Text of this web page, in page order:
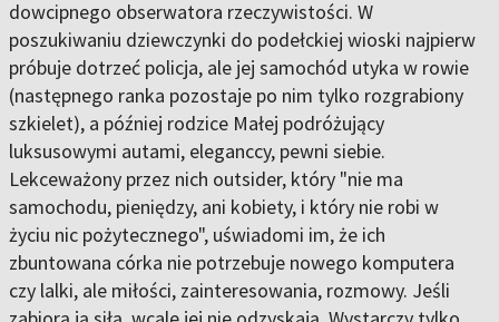
dowcipnego obserwatora rzeczywistości. W
poszukiwaniu dziewczynki do podełckiej wioski najpierw
próbuje dotrzeć policja, ale jej samochód utyka w rowie
(następnego ranka pozostaje po nim tylko rozgrabiony
szkielet), a później rodzice Małej podróżujący
luksusowymi autami, eleganccy, pewni siebie.
Lekceważony przez nich outsider, który "nie ma
samochodu, pieniędzy, ani kobiety, i który nie robi w
życiu nic pożytecznego", uświadomi im, że ich
zbuntowana córka nie potrzebuje nowego komputera
czy lalki, ale miłości, zainteresowania, rozmowy. Jeśli